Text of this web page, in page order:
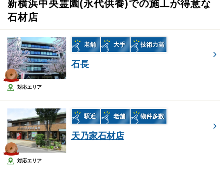
新横浜中央霊園(永代供養)での施工が得意な
石材店
老舗 大手 技術力高
石長
対応エリア
駅近 老舗 物件多数
天乃家石材店
対応エリア